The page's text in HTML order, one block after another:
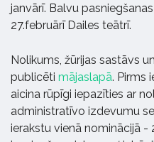
janvārī. Balvu
27.februārī Dailes teātrī.
Nolikums, žūrijas sastāvs
publicēti mājaslapā. Pirms
aicina rūpīgi iepazīties ar
administratīvo izdevumu
ierakstu vienā nominācijā -